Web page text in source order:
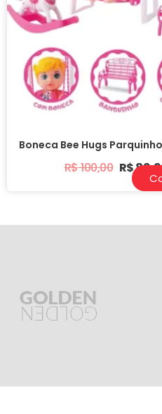
Boneca Bee Hugs
R$100,00 R$